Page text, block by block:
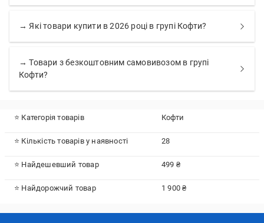
→ Які товари купити в 2026 році в групі Кофти?
→ Товари з безкоштовним самовивозом в групі
Кофти?
⭐ Категорія товарів Кофти
⭐ Кількість товарів у наявності 28
⭐ Найдешевший товар 499 ₴
⭐ Найдорожчий товар 1 900 ₴